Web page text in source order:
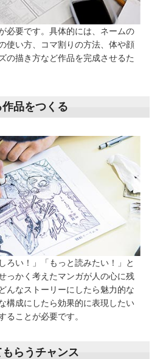
必要です。具体的には、ネームの
使い方、コマ割りの方法、体や顔
の描き方など作品を完成させるた
品をつくる
ろい！」「もっと読みたい！」と
っかく考えたマンガが人の心に残
んなストーリーにしたら魅力的な
構成にしたら効果的に表現したい
ることが必要です。
らうチャンス